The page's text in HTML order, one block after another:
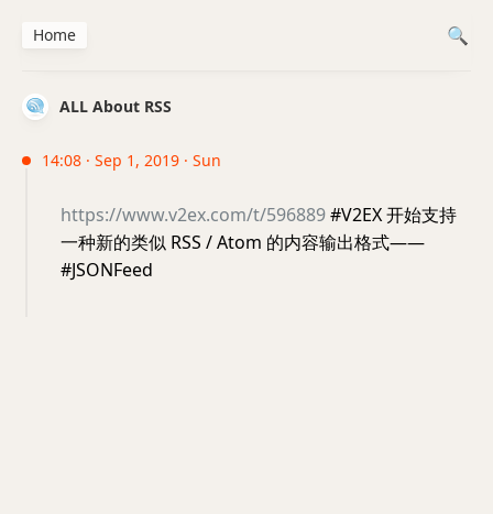
ALL About RSS
14:08 · Sep 1, 2019 · Sun
https://www.v2ex.com/t/596889#V2EX 开始支持
一种新的类似 RSS / Atom 的内容输出格式——
#JSONFeed
Home